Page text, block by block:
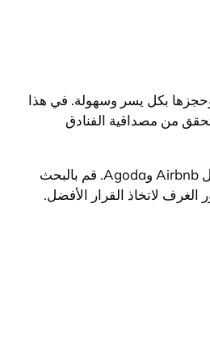
وحجزها بكل يسر وسهولة. في هذا
من مصداقية الفنادق
يمكنك حجز الفنادق عبر الإنترنت من خلال مواقع الحجوزات الشهيرة مثل Booking.com وExpedia وHotels.com. يمكنك أيضًا استخدام تطبيقات الحجز مثل Airbnb وAgoda. قم بالبحث
لاتخاذ القرار الأفضل.